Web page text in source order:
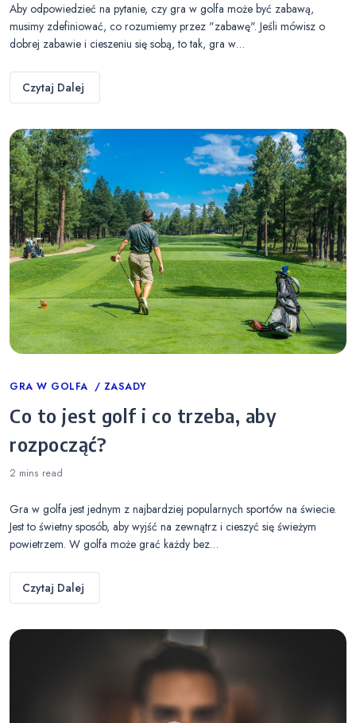
Aby odpowiedzieć na pytanie, czy gra w golfa może być zabawą,
musimy zdefiniować, co rozumiemy przez "zabawę". Jeśli mówisz o
dobrej zabawie i cieszeniu się sobą, to tak, gra w…
Czytaj Dalej
Categories
GRA W GOLFA ZASADY
Co to jest golf i co trzeba, aby
rozpocząć?
2 mins read
Gra w golfa jest jednym z najbardziej popularnych sportów na świecie.
Jest to świetny sposób, aby wyjść na zewnątrz i cieszyć się świeżym
powietrzem. W golfa może grać każdy bez…
Czytaj Dalej